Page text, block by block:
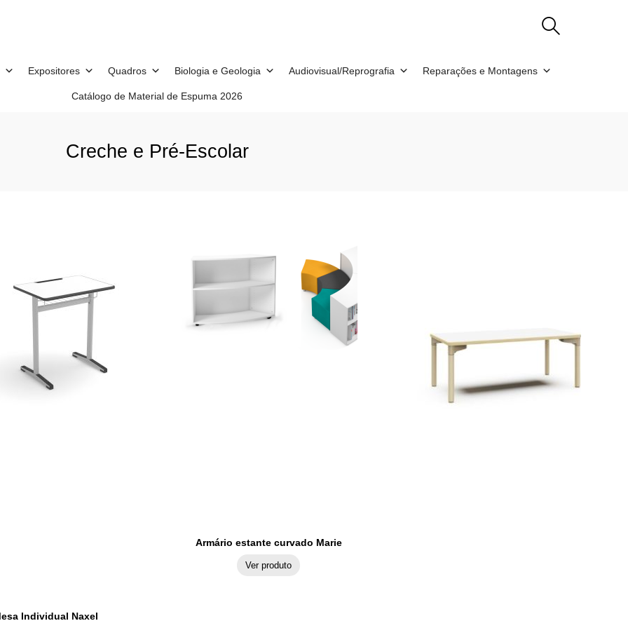
Expositores Quadros Biologia e Geologia Audiovisual/Reprografia Reparações e Montagens
Catálogo de Material de Espuma 2026
Creche e Pré-Escolar
Individual Naxel
Armário estante curvado Marie
Ver produto